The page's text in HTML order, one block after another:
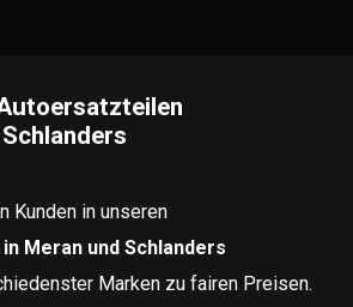
Kunden in unseren
Meran und Schlanders
Marken zu fairen Preisen.